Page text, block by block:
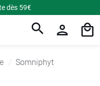
dès 59€
Somniphyt